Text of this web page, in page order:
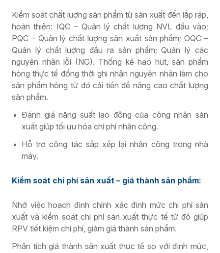
Kiểm soát chất lượng sản phẩm từ sản xuất đến lắp ráp,
hoàn thiện: IQC – Quản lý chất lượng NVL đầu vào;
PQC – Quản lý chất lượng sản xuất sản phẩm; OQC –
Quản lý chất lượng đầu ra sản phẩm; Quản lý các
nguyên nhân lỗi (NG). Thống kê hao hụt, sản phẩm
hỏng thực tế đồng thời ghi nhận nguyên nhân làm cho
sản phẩm hỏng từ đó cải tiến để nâng cao chất lượng
sản phẩm.
Đánh giá năng suất lao động của công nhân sản
xuất giúp tối ưu hóa chi phí nhân công.
Hỗ trợ công tác sắp xếp lại nhân công trong nhà
máy.
Kiểm soát chi phí sản xuất – giá thành sản phẩm:
Nhờ việc hoạch định chính xác định mức chi phí sản
xuất và kiểm soát chi phí sản xuất thực tế từ đó giúp
RPV tiết kiệm chi phí, giảm giá thành sản phẩm.
Phân tích giá thành sản xuất thực tế so với định mức,